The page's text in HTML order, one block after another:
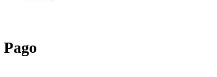
Pago